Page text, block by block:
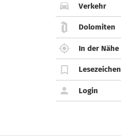
Verkehr
Dolomiten
In der Nähe
Lesezeichen
Login